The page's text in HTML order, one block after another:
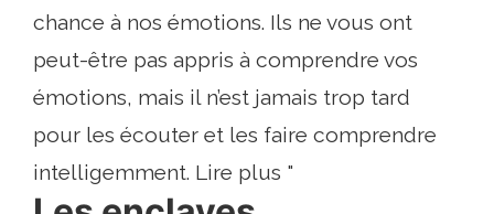
chance à nos émotions. Ils ne vous ont
peut-être pas appris à comprendre vos
émotions, mais il n’est jamais trop tard
pour les écouter et les faire comprendre
intelligemment. Lire plus "